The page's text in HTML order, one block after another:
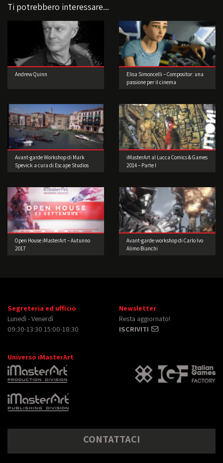
Ti potrebbero interessare...
Andrew Quinn
Elisa Simoncelli – Compositor: una
passione per il cinema
Avant-garde Workshop di Mark
Spevick a cura di Escape Studios
iMasterArt al Lucca Comics & Games
2014 – Parte I
Open House iMasterArt – Autunno
2017
Avant-garde workshop di Carlo Ivo
Alimo Bianchi
Segreteria ed ufficio
Lunedì - Venerdì
09:30-13:30 15:00-18:30
Newsletter
Resta aggiornato!
ISCRIVITI
Universo iMasterArt
CONTATTACI